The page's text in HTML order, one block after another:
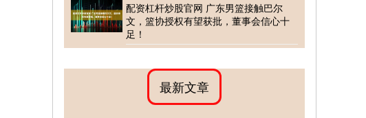
配资杠杆炒股官网 广东男篮接触巴尔
文，篮协授权有望获批，董事会信心十
足！
最新文章